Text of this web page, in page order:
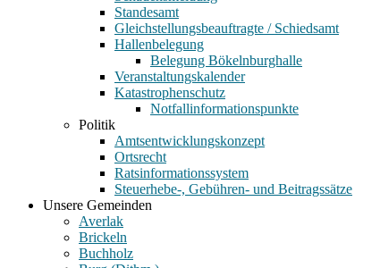
Standesamt
Gleichstellungsbeauftragte / Schiedsamt
Hallenbelegung
Belegung Bökelnburghalle
Veranstaltungskalender
Katastrophenschutz
Notfallinformationspunkte
Politik
Amtsentwicklungskonzept
Ortsrecht
Ratsinformationssystem
Steuerhebe-, Gebühren- und Beitragssätze
Unsere Gemeinden
Averlak
Brickeln
Buchholz